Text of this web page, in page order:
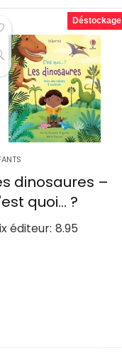
Déstockage
dinosaures –
quoi… ?
éditeur: 8.95